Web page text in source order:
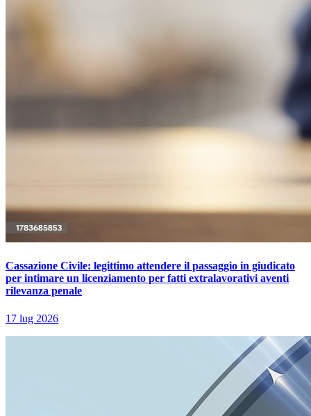
Cassazione Civile: legittimo attendere il passaggio in giudicato
per intimare un licenziamento per fatti extralavorativi aventi
rilevanza penale
17 lug 2026